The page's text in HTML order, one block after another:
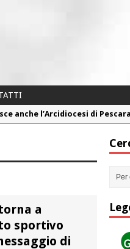
anche l’Arcidiocesi di
a Montesilvano: “Tanta la
a
sportivo
di